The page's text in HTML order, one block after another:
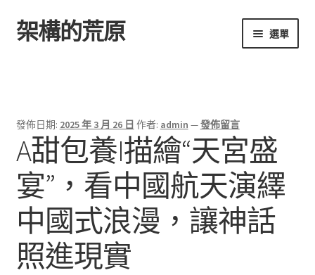
跳
至
跳
至
架構的荒原 選單
發佈日期: 2025 年 3 月 26 日 作者: admin —發佈留言
A甜包養I描繪“天宮盛
宴”，看中國航天演繹
中國式浪漫，讓神話
照進現實